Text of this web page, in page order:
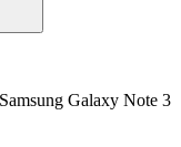
Galaxy Note 3